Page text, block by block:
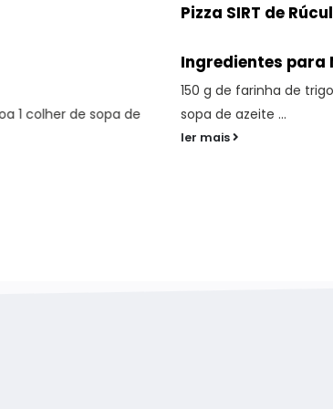
Pizza SIRT de Rúcula e Peru
Ingredientes para Massa:
150 g de farinha de trigo sarraceno 60 ml de água
sopa de azeite ...